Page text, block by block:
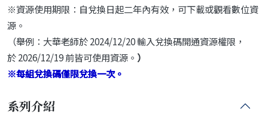
※資源使用期限：自兌換日起二年內有效，可下載或觀看數位資
源。
（舉例：大華老師於 2024/12/20 輸入兌換碼開通資源權限，
於 2026/12/19 前皆可使用資源。 ）
※每組兌換碼僅限兌換一次。
系列介紹